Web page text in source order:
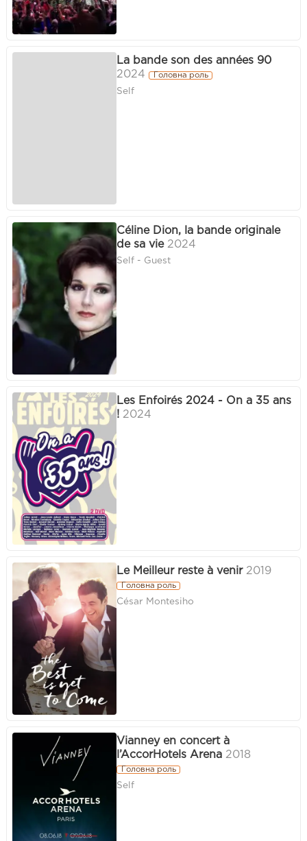
La bande son des années 90
2024
Головна роль
Self
Céline Dion, la bande originale
de sa vie 2024
Self - Guest
Les Enfoirés 2024 - On a 35 ans
! 2024
Le Meilleur reste à venir 2019
Головна роль
César Montesiho
Vianney en concert à
l’AccorHotels Arena 2018
Головна роль
Self